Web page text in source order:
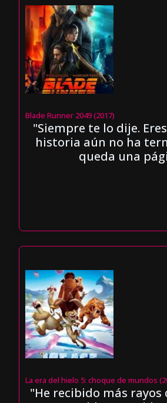
Blade Runner 2049 (2017)
"Siempre te lo dije.
historia aún no ha
queda una
La era del hielo 5: choque de mundos
"He recibido más rayos